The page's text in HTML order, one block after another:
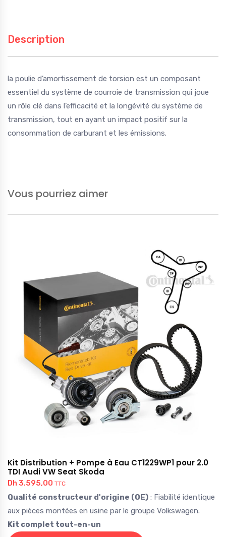
Description
la poulie d’amortissement de torsion est un composant
essentiel du système de courroie de transmission qui joue
un rôle clé dans l’efficacité et la longévité du système de
transmission, tout en ayant un impact positif sur la
consommation de carburant et les émissions.
Vous pourriez aimer
Kit Distribution + Pompe à Eau CT1229WP1 pour 2.0
TDI Audi VW Seat Skoda
Dh 3.595,00 TTC
Qualité constructeur d'origine (OE) : Fiabilité identique
aux pièces montées en usine par le groupe Volkswagen.
Kit complet tout-en-un